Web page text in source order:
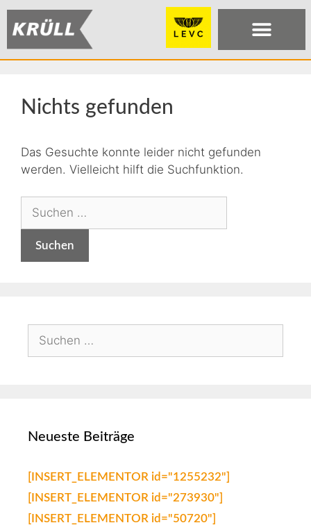
Nichts gefunden
Das Gesuchte konnte leider nicht gefunden
werden. Vielleicht hilft die Suchfunktion.
Neueste Beiträge
[INSERT_ELEMENTOR id="1255232"]
[INSERT_ELEMENTOR id="273930"]
[INSERT_ELEMENTOR id="50720"]